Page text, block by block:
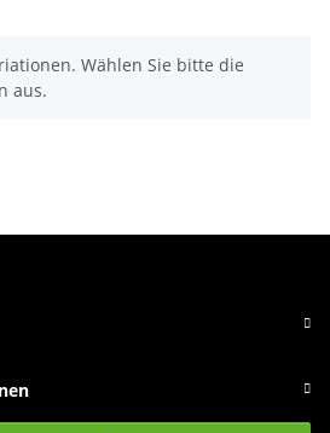
Wählen Sie bitte die
aus.